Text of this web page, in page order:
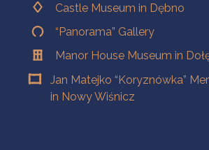
Castle Museum in Dębno
“Panorama” Gallery
Manor House Museum in
Jan Matejko “Koryznówka”
in Nowy Wiśnicz